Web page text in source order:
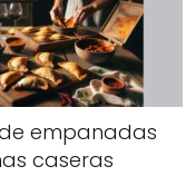
empanadas
caseras